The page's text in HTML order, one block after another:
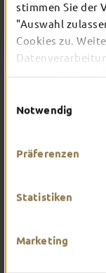
stimmen Sie der
"Auswahl
Cookies zu.
Notwendig
Präferenzen
Statistiken
Marketing
Konzert,
Theater –
und